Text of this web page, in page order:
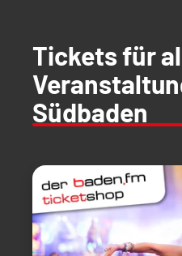
Tickets für
Südbaden